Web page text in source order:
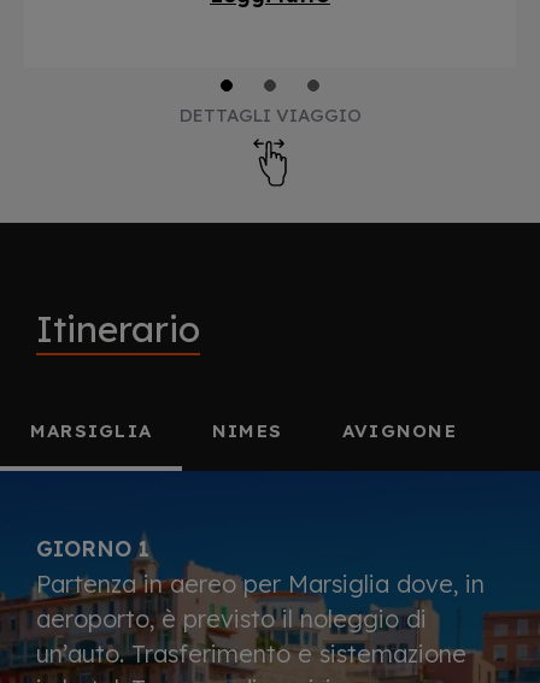
DETTAGLI VIAGGIO
Itinerario
MARSIGLIA NIMES AVIGNONE
GIORNO 1
Partenza in aereo per Marsiglia dove, in
aeroporto, è previsto il noleggio di
un’auto. Trasferimento e sistemazione